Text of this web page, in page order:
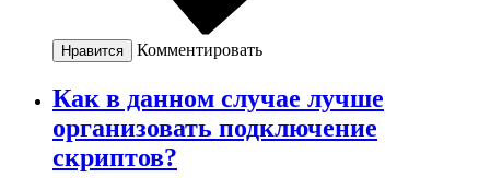
Нравится Комментировать
Как в данном случае лучше
организовать подключение
скриптов?